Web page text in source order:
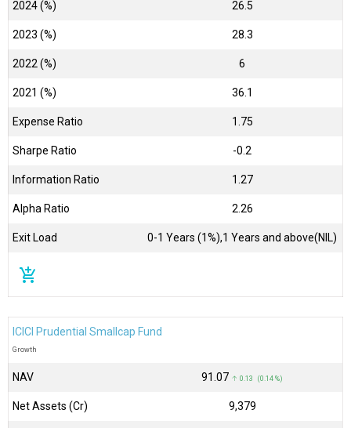
2024 (%) 26.5
2023 (%) 28.3
2022 (%) 6
2021 (%) 36.1
Expense Ratio 1.75
Sharpe Ratio -0.2
Information Ratio 1.27
Alpha Ratio 2.26
Exit Load 0-1 Years (1%),1 Years and above(NIL)
add_shopping_cart
ICICI Prudential Smallcap Fund
Growth
NAV ₹91.07 ↑ 0.13 (0.14 %)
Net Assets (Cr) ₹9,379